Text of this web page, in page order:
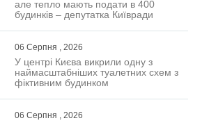
але тепло мають подати в 400
будинків – депутатка Київради
06 Серпня , 2026
У центрі Києва викрили одну з
наймасштабніших туалетних схем з
фіктивним будинком
06 Серпня , 2026